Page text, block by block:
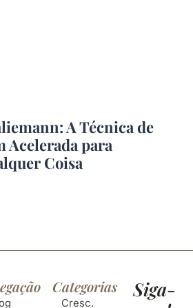
A Técnica de
Acelerada para
Coisa
Categorias
Cresc.
Siga-